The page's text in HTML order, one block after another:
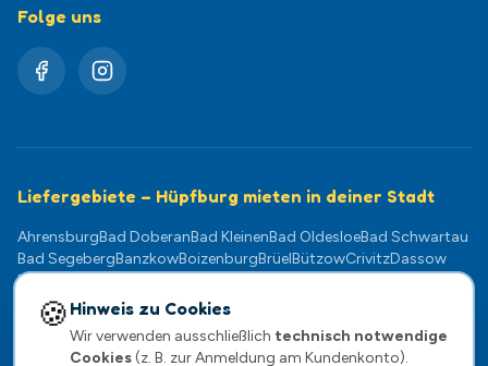
Folge uns
Liefergebiete – Hüpfburg mieten in deiner Stadt
AhrensburgBad DoberanBad KleinenBad OldesloeBad Schwartau
Bad SegebergBanzkowBoizenburgBrüelBützowCrivitzDassow
Dömitz
Güstrow HagenowKlützKühlungsborn
Lübeck
PampowParchimPlate Plau am SeeRatzeburgRehnaReinfeld
🍪 Hinweis zu Cookies
Wir verwenden ausschließlich technisch notwendige
Cookies(z. B. zur Anmeldung am Kundenkonto).